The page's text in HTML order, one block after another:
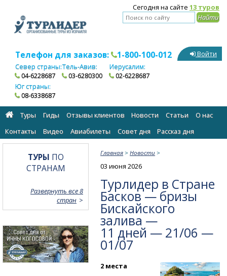
Сегодня на сайте 13 туров
Телефон для заказов: 1-800-100-012
Север страны:
04-6228687
Тель-Авив:
03-6280300
Иерусалим:
02-6228687
Юг страны:
08-6338687
Войти
Туры Гиды Отзывы клиентов Новости Статьи
О нас
Контакты
Видео Авиабилеты Cовет дня Рассказ дня
Главная >Новости >
03 июня 2026
Турлидер в Стране
Басков — бризы
Бискайского
залива —
11 дней — 21/06 —
01/07
2 места
ТУРЫ ПО
СТРАНАМ
Развернуть все 8
стран